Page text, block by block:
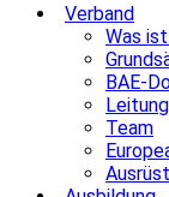
Verband
Was
BAE-
Leitung
Team